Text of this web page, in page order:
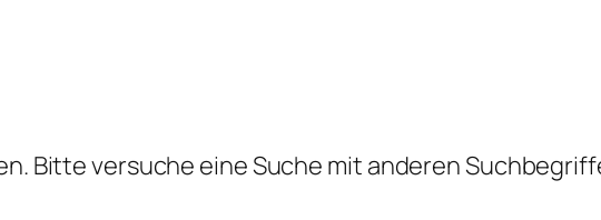
Bitte versuche eine Suche mit anderen